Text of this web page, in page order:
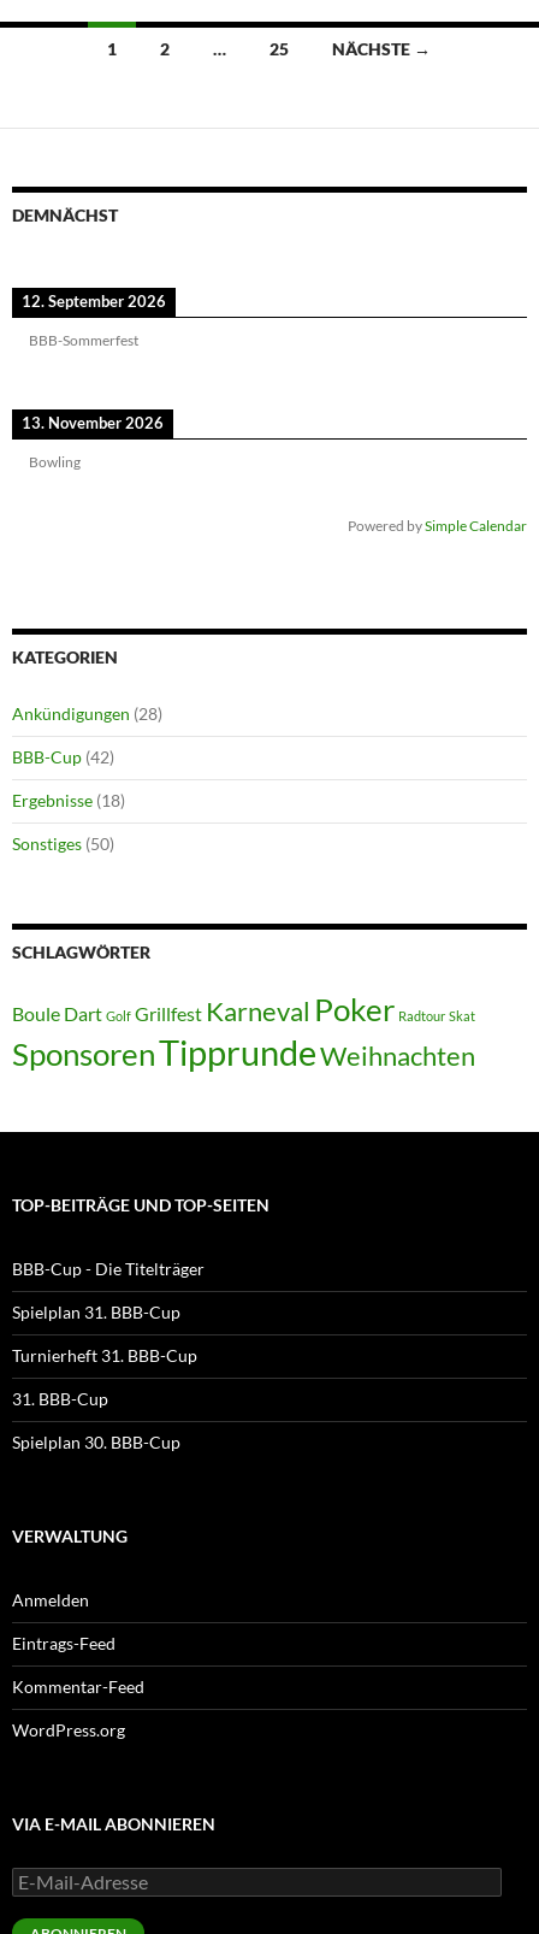
Beitragsnavigation
1 2 … 25 NÄCHSTE →
DEMNÄCHST
12. September 2026
BBB-Sommerfest
13. November 2026
Bowling
Powered bySimple Calendar
KATEGORIEN
Ankündigungen (28)
BBB-Cup (42)
Ergebnisse (18)
Sonstiges (50)
SCHLAGWÖRTER
Boule Dart Golf Grillfest Karneval Poker Radtour Skat
SponsorenTipprundeWeihnachten
TOP-BEITRÄGE UND TOP-SEITEN
BBB-Cup - Die Titelträger
Spielplan 31. BBB-Cup
Turnierheft 31. BBB-Cup
31. BBB-Cup
Spielplan 30. BBB-Cup
VERWALTUNG
Anmelden
Eintrags-Feed
Kommentar-Feed
WordPress.org
VIA E-MAIL ABONNIEREN
E-
Mail-
Adresse